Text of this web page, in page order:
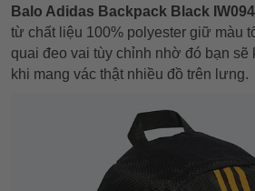
Balo Adidas Backpack Black
từ chất liệu 100% polyester giữ màu
quai đeo vai tùy chỉnh nhờ đó bạn sẽ
khi mang vác thật nhiều đồ trên lưng.